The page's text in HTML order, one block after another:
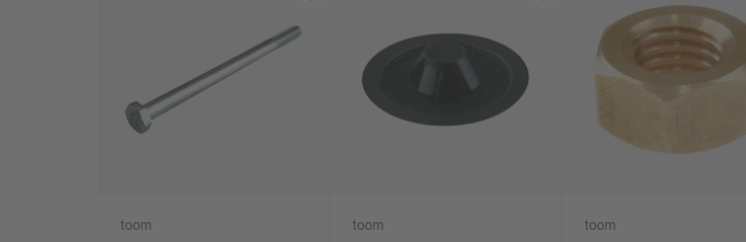
toom toom toom